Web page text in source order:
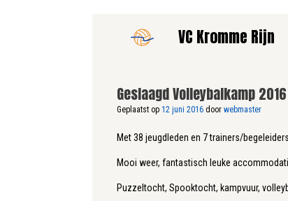
VC Kromme Rijn
Geslaagd Volleybalkamp 2016
Geplaatst op 12 juni 2016 door webmaster
Met 38 jeugdleden en 7 trainers/
Mooi weer, fantastisch leuke
Puzzeltocht, Spooktocht, kampvuur,